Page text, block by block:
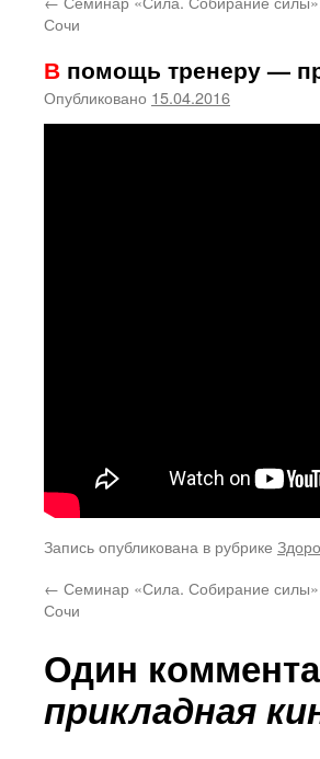
Сочи
В помощь тренеру —
Опубликовано 15.04.2016
Запись опубликована в рубрике
← Семинар «Сила. Собирание
Сочи
Один
прикладная